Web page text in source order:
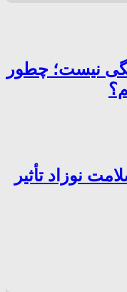
نیست؛ چطور
نوزاد تأثیر